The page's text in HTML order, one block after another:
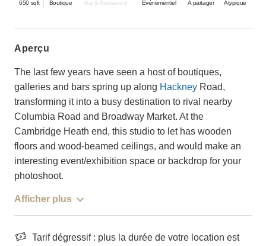
650 sqft Boutique Bar & Restaurant Événementiel À partager Atypique
aperçu
The last few years have seen a host of boutiques,
galleries and bars spring up along Hackney Road,
transforming it into a busy destination to rival nearby
Columbia Road and Broadway Market. At the
Cambridge Heath end, this studio to let has wooden
floors and wood-beamed ceilings, and would make an
interesting event/exhibition space or backdrop for your
photoshoot.
Afficher plus
Tarif dégressif : plus la durée de votre location est